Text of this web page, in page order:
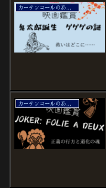
カーテンコールのあとで
カーテンコールのあとで